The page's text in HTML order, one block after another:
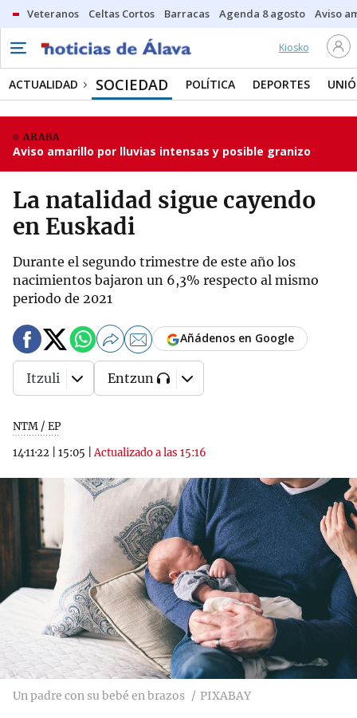
Veteranos Celtas Cortos Barracas Agenda 8 agosto Aviso
Kiosko
ACTUALIDAD SOCIEDAD POLÍTICA DEPORTES
ARABA
Aviso amarillo por lluvias intensas y posible granizo
La natalidad sigue cayendo
en Euskadi
Durante el segundo trimestre de este año los
nacimientos bajaron un 6,3% respecto al mismo
periodo de 2021
NTM / EP
14·11·22
15:05 |Actualizado a las 15:16
Añádenos en Google
Itzuli Entzun
Un padre con su bebé en brazos PIXABAY